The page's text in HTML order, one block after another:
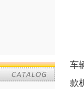
车
款